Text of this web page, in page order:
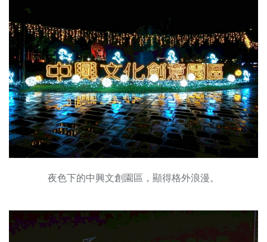
夜色下的中興文創園區，顯得格外浪漫。